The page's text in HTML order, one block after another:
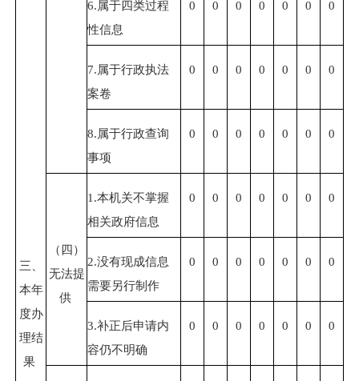
三、
本年
度办
理结
果
6.属于四类过程
性信息
0 0 0 0 0 0 0
7.属于行政执法
案卷
0 0 0 0 0 0 0
8.属于行政查询
事项
0 0 0 0 0 0 0
（四）
无法提
供
1.本机关不掌握
相关政府信息
0 0 0 0 0 0 0
2.没有现成信息
需要另行制作
0 0 0 0 0 0 0
3.补正后申请内
容仍不明确
0 0 0 0 0 0 0